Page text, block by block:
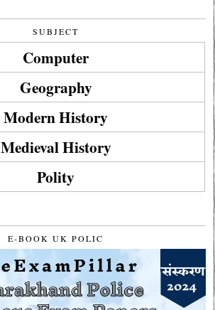
SUBJECT
Computer
Geography
Modern History
Medieval History
Polity
E-BOOK UK POLIC